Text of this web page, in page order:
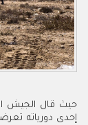
حيث قال الجيش
إحدى دورياته